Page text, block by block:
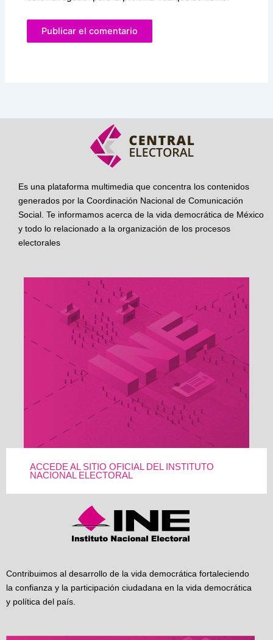
Es una plataforma multimedia que concentra los contenidos
generados por la Coordinación Nacional de Comunicación
Social. Te informamos acerca de la vida democrática de México
y todo lo relacionado a la organización de los procesos
electorales
ACCEDE AL SITIO OFICIAL DEL INSTITUTO
NACIONAL ELECTORAL
Contribuimos al desarrollo de la vida democrática fortaleciendo
la confianza y la participación ciudadana en la vida democrática
y política del país.